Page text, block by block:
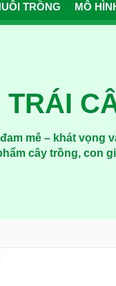
TRỒNG MÔ
TRÁI
mê – khát
cây trồng, con